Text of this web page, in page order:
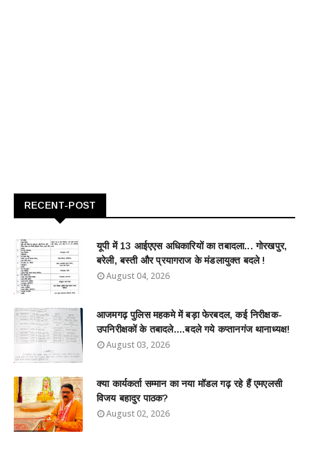
RECENT-POST
यूपी में 13 आईएएस अधिकारियों का तबादला... गोरखपुर,
बरेली, बस्ती और प्रयागराज के मंडलायुक्त बदले !
August 04, 2026
आजमगढ़ पुलिस महकमे में बड़ा फेरबदल, कई निरीक्षक-
उपनिरीक्षकों के तबादले....बदले गये कप्तानगंज थानाध्यक्ष!
August 03, 2026
क्या कार्यकर्ता सम्मान का नया मॉडल गढ़ रहे हैं एमएलसी
विजय बहादुर पाठक?
August 02, 2026